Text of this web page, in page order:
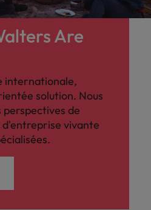
Are
internationale,
solution. Nous
de
vivante